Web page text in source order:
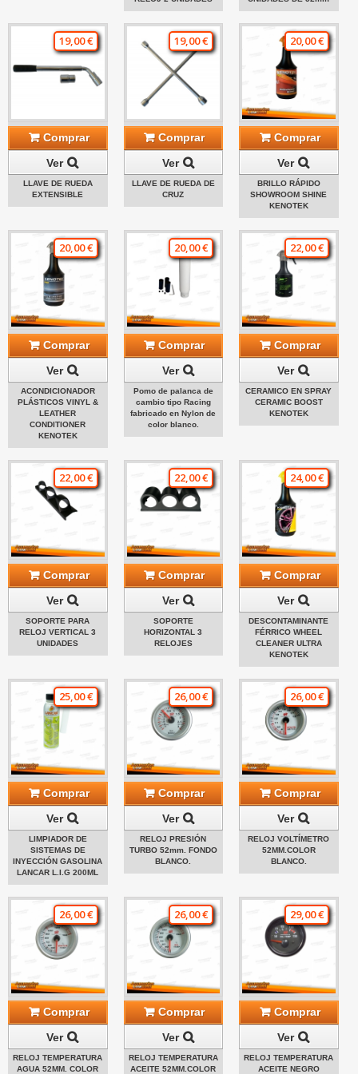
19,00 €
Comprar
Ver
LLAVE DE RUEDA
EXTENSIBLE
19,00 €
Comprar
Ver
LLAVE DE RUEDA DE
CRUZ
20,00 €
Comprar
Ver
BRILLO RÁPIDO
SHOWROOM SHINE
KENOTEK
20,00 €
Comprar
Ver
ACONDICIONADOR
PLÁSTICOS VINYL &
LEATHER
CONDITIONER
KENOTEK
20,00 €
Comprar
Ver
Pomo de palanca de
cambio tipo Racing
fabricado en Nylon de
color blanco.
22,00 €
Comprar
Ver
CERAMICO EN SPRAY
CERAMIC BOOST
KENOTEK
22,00 €
Comprar
Ver
SOPORTE PARA
RELOJ VERTICAL 3
UNIDADES
22,00 €
Comprar
Ver
SOPORTE
HORIZONTAL 3
RELOJES
24,00 €
Comprar
Ver
DESCONTAMINANTE
FÉRRICO WHEEL
CLEANER ULTRA
KENOTEK
25,00 €
Comprar
Ver
LIMPIADOR DE
SISTEMAS DE
INYECCIÓN GASOLINA
LANCAR L.I.G 200ML
26,00 €
Comprar
Ver
RELOJ PRESIÓN
TURBO 52mm. FONDO
BLANCO.
26,00 €
Comprar
Ver
RELOJ VOLTÍMETRO
52MM.COLOR
BLANCO.
26,00 €
Comprar
Ver
RELOJ TEMPERATURA
AGUA 52MM. COLOR
26,00 €
Comprar
Ver
RELOJ TEMPERATURA
ACEITE 52MM.COLOR
29,00 €
Comprar
Ver
RELOJ TEMPERATURA
ACEITE NEGRO